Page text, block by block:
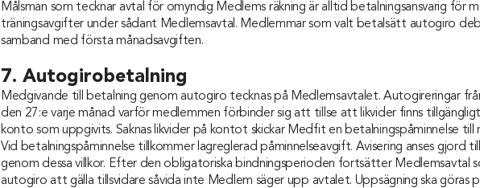
Målsman som tecknar avtal för omyndig Medlems räkning är alltid betalningsansvarig för
träningsavgifter under sådant Medlemsavtal. Medlemmar som valt betalsätt autogiro
samband med första månadsavgiften.
7. Autogirobetalning
Medgivande till betalning genom autogiro tecknas på Medlemsavtalet. Autogireringar
den 27:e varje månad varför medlemmen förbinder sig att tillse att likvider finns
konto som uppgivits. Saknas likvider på kontot skickar Medfit en betalningspåminnelse till
Vid betalningspåminnelse tillkommer lagreglerad påminnelseavgift. Avisering anses gjord
genom dessa villkor. Efter den obligatoriska bindningsperioden fortsätter Medlemsavtal
autogiro att gälla tillsvidare såvida inte Medlem säger upp avtalet. Uppsägning ska göras